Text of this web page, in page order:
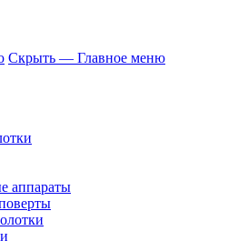
Скрыть — Главное меню
аппараты